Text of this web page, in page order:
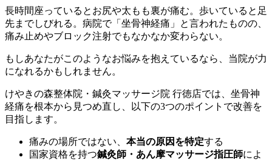
長時間座っているとお尻や太もも裏が痛む。歩いていると足
先までしびれる。病院で「坐骨神経痛」と言われたものの、
痛み止めやブロック注射でもなかなか変わらない。
もしあなたがこのようなお悩みを抱えているなら、当院が力
になれるかもしれません。
けやきの森整体院・鍼灸マッサージ院 行徳店では、坐骨神
経痛を根本から見つめ直し、以下の3つのポイントで改善を
目指します。
痛みの場所ではない、 本当の原因を特定する
国家資格を持つ鍼灸師・あん摩マッサージ指圧師によ